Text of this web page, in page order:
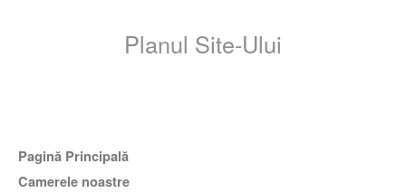
Planul Site-Ului
Pagină Principală
Camerele noastre